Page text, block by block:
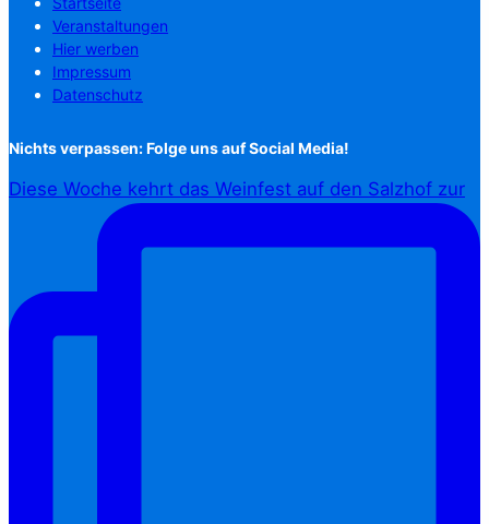
Veranstaltungen
Hier werben
Impressum
Datenschutz
Nichts verpassen: Folge uns auf Social Media!
Diese Woche kehrt das Weinfest auf den Salzhof zur